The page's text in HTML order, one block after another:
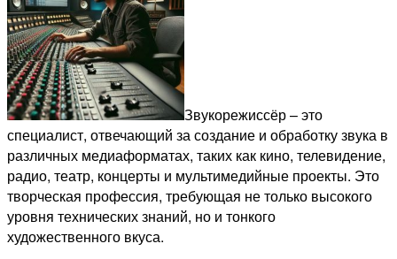
Звукорежиссёр – это
специалист, отвечающий за создание и обработку звука в
различных медиаформатах, таких как кино, телевидение,
радио, театр, концерты и мультимедийные проекты. Это
творческая профессия, требующая не только высокого
уровня технических знаний, но и тонкого
художественного вкуса.